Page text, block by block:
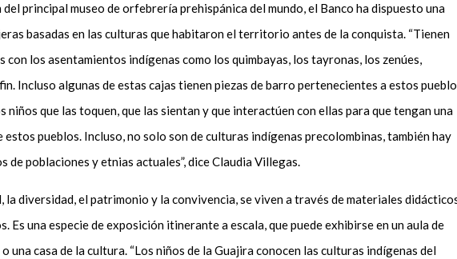
principal museo de orfebrería prehispánica del mundo, el Banco ha dispuesto una
basadas en las culturas que habitaron el territorio antes de la conquista. “Tienen
con los asentamientos indígenas como los quimbayas, los tayronas, los zenúes,
Incluso algunas de estas cajas tienen piezas de barro pertenecientes a estos
niños que las toquen, que las sientan y que interactúen con ellas para que tengan una
estos pueblos. Incluso, no solo son de culturas indígenas precolombinas, también hay
de poblaciones y etnias actuales”, dice Claudia Villegas.
la diversidad, el patrimonio y la convivencia, se viven a través de materiales
Es una especie de exposición itinerante a escala, que puede exhibirse en un aula de
una casa de la cultura. “Los niños de la Guajira conocen las culturas indígenas del